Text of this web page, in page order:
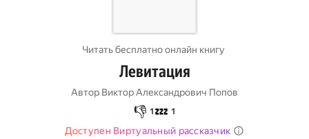
Читать бесплатно онлайн книгу
Левитация
Автор Виктор Александрович Попов
👎 1 💤 1
Доступен Виртуальный рассказчик